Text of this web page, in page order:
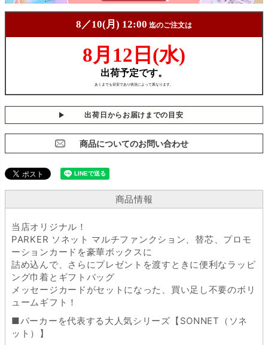
出荷日からお届けまでの目安
商品についてのお問い合わせ
商品情報
当店オリジナル！
PARKER ソネット マルチファンクション、替芯、プロモ
ーションカードを豪華ボックスに
詰め込んで、さらにプレゼントを渡すときに便利なラッピ
ング巾着とギフトバッグ
メッセージカードがセットになった、買い足し不要のボリ
ュームギフト！
■パーカーを代表する大人気シリーズ【SONNET（ソネ
ット）】